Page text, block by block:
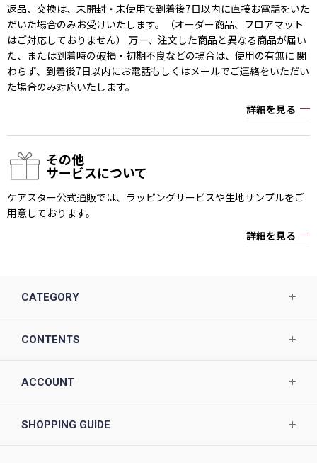
返品、交換は、未開封・未使用で到着後7日以内に直接お電話をいた
だいた場合のみお受けいたします。（オーダー商品、フロアマット
はご対応しておりません） 万一、注文した商品と異なる商品が届い
た、または到着時の破損・初期不良などの場合は、使用の有無に 関
わらず、到着後7日以内にお電話もしくはメールでご連絡をいただい
た場合のみ対応いたします。
詳細を見る
その他
サービスについて
ケアスター公式通販では、ラッピングサービスや生地サンプルをご
用意しております。
詳細を見る
CATEGORY
CONTENTS
ACCOUNT
SHOPPING GUIDE